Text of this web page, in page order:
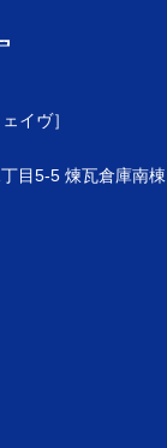
イヴ］
目5-5 煉瓦倉庫南棟